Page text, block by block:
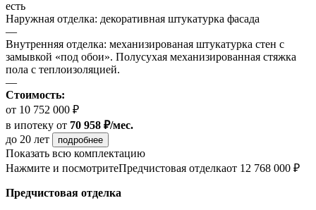
есть
Наружная отделка: декоративная штукатурка фасада
—
Внутренняя отделка: механизированая штукатурка стен с
замывкой «под обои». Полусухая механизированная стяжка
пола с теплоизоляцией.
—
Стоимость:
от 10 752 000 ₽
в ипотеку от 70 958 ₽/мес.
до 20 лет
подробнее
Показать всю комплектацию
Нажмите и посмотритеПредчистовая отделкаот 12 768 000 ₽
Предчистовая отделка